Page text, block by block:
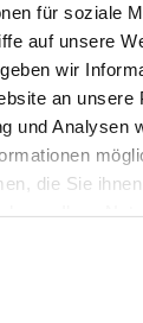
für soziale
auf unsere
wir
an unsere
und Analysen
die Sie
und
einer
und senden